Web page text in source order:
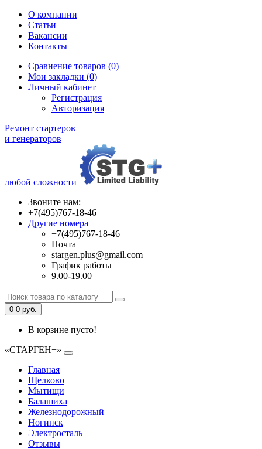
О компании
Статьи
Вакансии
Контакты
Сравнение товаров (0)
Мои закладки (0)
Личный кабинет
Регистрация
Авторизация
Ремонт стартеров
и генераторов
любой сложности
Звоните нам:
+7(495)767-18-46
Другие номера
+7(495)767-18-46
Почта
stargen.plus@gmail.com
График работы
9.00-19.00
0 0 руб.
В корзине пусто!
«СТАРГЕН+»
Главная
Щелково
Мытищи
Балашиха
Железнодорожный
Ногинск
Электросталь
Отзывы